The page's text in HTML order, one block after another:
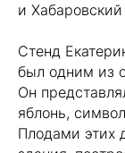
и
Стенд
был одним из
Он
яблонь,
Плодами этих